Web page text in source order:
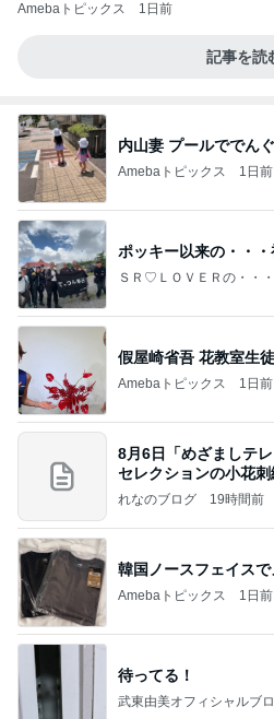
Amebaトピックス 1日前
記事を読
内山妻 プールででん
Amebaトピックス 1日前
ポッキー以来の・・・
ＳＲ♡ＬＯＶＥＲの・・
假屋崎省吾 花教室生
Amebaトピックス 1日前
8月6日「めざましテ
セレクションの小花
ン
れなのブログ 19時間前
韓国ノースフェイス
Amebaトピックス 1日前
待ってる！
武東由美オフィシャルブ